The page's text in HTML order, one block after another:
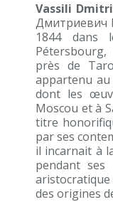
Vassili
Дмитриевич
1844 dans
près de
appartenu
dont les
Moscou et à
titre
par ses
il incarnait à
pendant
aristocratique
des origines